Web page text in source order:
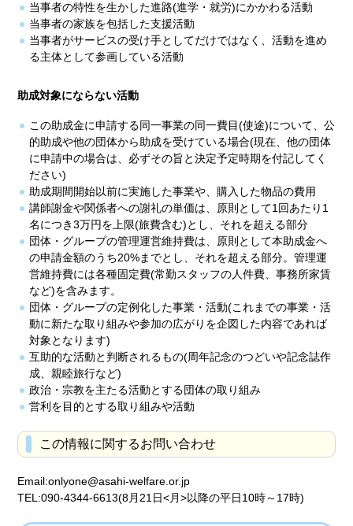
当事者の特性を生かした進路(進学・就労)にかかわる活動
当事者の家族を包括した支援活動
当事者がサービスの受け手としてだけではなく、活動を進め
る主体として参画している活動
助成対象にならない活動
この助成金に申請する同一事業の同一費目(使途)について、公
的助成や他の団体から助成を受けている場合(現在、他の団体
に申請中の場合は、必ずその旨と決定予定時期を付記してく
ださい)
助成期間開始以前に実施した事業や、購入した物品の費用
講師謝金や関係者への謝礼の単価は、原則として1回あたり1
名につき3万円を上限(旅費含む)とし、それを超える部分
団体・グループの管理運営維持費は、原則として本助成金へ
の申請金額のうち20%までとし、それを超える部分。管理運
営維持費には各種固定費(常勤スタッフの人件費、事務所家賃
など)を含みます。
団体・グループの定例化した事業・活動(これまでの事業・活
動に新たな取り組みや参加の広がりを企図した内容であれば
対象となります)
互助的な活動と判断されるもの(周年記念のつどいや記念誌作
成、親睦旅行など)
政治・宗教を主たる活動とする団体の取り組み
営利を目的とする取り組みや活動
この情報に関するお問い合わせ
Email:onlyone@asahi-welfare.or.jp
TEL:090-4344-6613(8月21日<月>以降の平日10時～17時)